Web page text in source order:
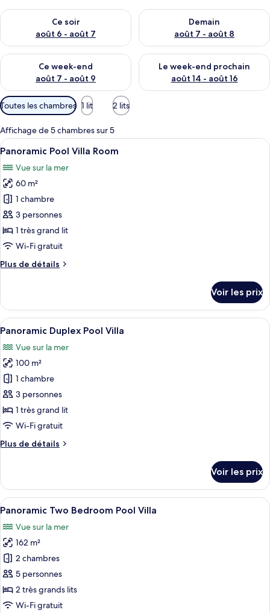
Ce soir
août 6 - août 7
Vérifier la disponibilité pour ce soir août 6 - août 7
Demain
août 7 - août 8
Vérifier la disponibilité pour
Ce week-end
août 7 - août 9
Vérifier la disponibilité pour ce week-end août 7 - août 9
Le week-end prochain
août 14 - août 16
Vérifier la disponibilité pour
Filtres
disponibles
pour
les
chambres
Toutes les chambres 1 lit 2 lits
Affichage de 5 chambres sur 5
Afficher
toutes
les
photos
pour
ce
type
de
chambre :
Panoramic
Room
Panoramic Pool Villa Room | Literie
16
Panoramic Pool Villa Room
Vue sur la mer
60 m²
1 chambre
3 personnes
1 très grand lit
Wi-Fi gratuit
Plus de détails
Plus
le
type
de
Panoramic
Pool
Villa
Room
Voir les prix
Afficher
toutes
les
photos
pour
ce
type
de
chambre :
Panoramic
Villa
Panoramic Duplex Pool Villa | Vue sur
16
Panoramic Duplex Pool Villa
Vue sur la mer
100 m²
1 chambre
3 personnes
1 très grand lit
Wi-Fi gratuit
Plus de détails
Plus
le
type
de
Panoramic
Duplex
Pool
Villa
Voir les prix
Afficher
toutes
les
photos
pour
ce
type
de
Un espace aménagé au bord de la
24
Panoramic Two Bedroom Pool Villa
Vue sur la mer
162 m²
2 chambres
5 personnes
2 très grands lits
Wi-Fi gratuit